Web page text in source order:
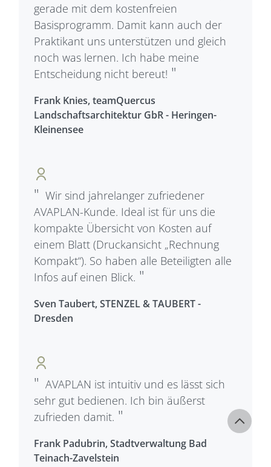
gerade mit dem kostenfreien
Basisprogramm. Damit kann auch der
Praktikant uns unterstützen und gleich
noch was lernen. Ich habe meine
Entscheidung nicht bereut!
Frank Knies, teamQuercus
Landschaftsarchitektur GbR - Heringen-
Kleinensee
Wir sind jahrelanger zufriedener
AVAPLAN-Kunde. Ideal ist für uns die
kompakte Übersicht von Kosten auf
einem Blatt (Druckansicht „Rechnung
Kompakt“). So haben alle Beteiligten alle
Infos auf einen Blick.
Sven Taubert, STENZEL & TAUBERT -
Dresden
AVAPLAN ist intuitiv und es lässt sich
sehr gut bedienen. Ich bin äußerst
zufrieden damit.
Frank Padubrin, Stadtverwaltung Bad
Teinach-Zavelstein